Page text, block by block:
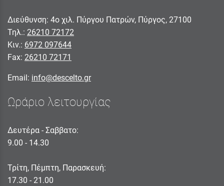
Διεύθυνση: 4ο χιλ. Πύργου Πατρών, Πύργος, 27100
Τηλ.: 26210 72172
Κιν.: 6972 097644
Fax: 26210 72171
Email: info@descelto.gr
Ωράριο λειτουργίας
Δευτέρα - Σαββατο:
9.00 - 14.30
Τρίτη, Πέμπτη, Παρασκευή:
17.30 - 21.00